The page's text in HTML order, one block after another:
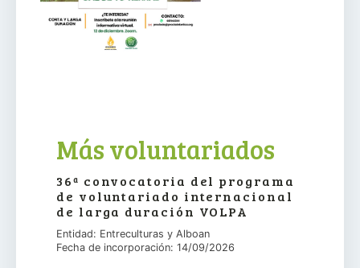
Más voluntariados
36ª convocatoria del programa
de voluntariado internacional
de larga duración VOLPA
Entidad: Entreculturas y Alboan
Fecha de incorporación: 14/09/2026